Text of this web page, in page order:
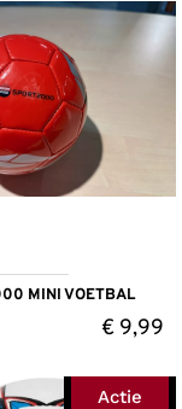
MINI VOETBAL
€ 9,99
Actie